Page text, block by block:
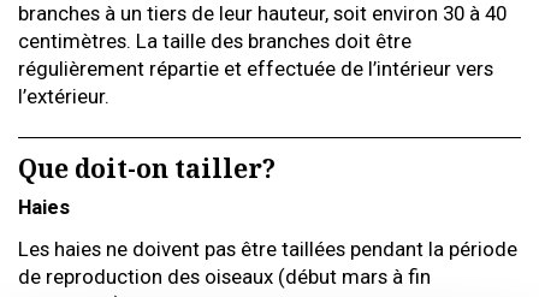
branches à un tiers de leur hauteur, soit environ 30 à 40
centimètres. La taille des branches doit être
régulièrement répartie et effectuée de l’intérieur vers
l’extérieur.
Que doit-on tailler?
Haies
Les haies ne doivent pas être taillées pendant la période
de reproduction des oiseaux (début mars à fin